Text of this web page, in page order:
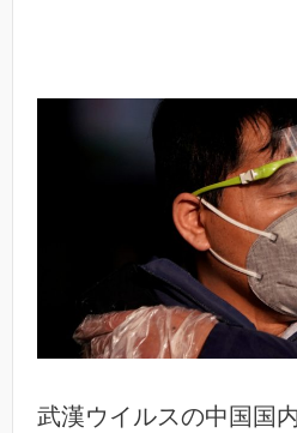
武漢ウイルスの中国国